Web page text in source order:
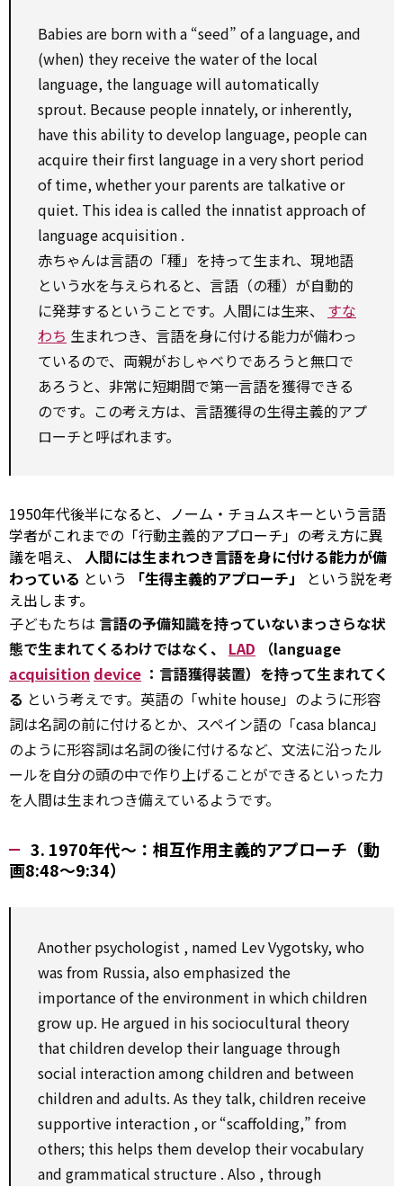
Babies are bornwitha “seed” of a language, and
(when) they receive the water of the local
language, the language will automatically
sprout. Because people innately, or inherently,
have this ability todevelop language, people can
acquire their first language in a very short period
of time, whetheryour parents are talkativeor
quiet. This idea is called the innatist approachof
languageacquisition .
赤ちゃんは言語の「種」を持って生まれ、現地語
という水を与えられると、言語（の種）が自動的
に発芽するということです。人間には生来、 すな
わち 生まれつき、言語を身に付ける能力が備わっ
ているので、両親がおしゃべりであろうと無口で
あろうと、非常に短期間で第一言語を獲得できる
のです。この考え方は、言語獲得の生得主義的アプ
ローチと呼ばれます。
1950年代後半になると、ノーム・チョムスキーという言語
学者がこれまでの「行動主義的アプローチ」の考え方に異
議を唱え、 人間には生まれつき言語を身に付ける能力が備
わっている という 「生得主義的アプローチ」
という説を考
え出します。
子どもたちは 言語の予備知識を持っていないまっさらな状
態で生まれてくるわけではなく、 LAD （language
acquisition device ：言語獲得装置）を持って生まれてく
る という考えです。英語の「white house」のように形容
詞は名詞の前に付けるとか、スペイン語の「casa blanca」
のように形容詞は名詞の後に付けるなど、文法に沿ったル
ールを自分の頭の中で作り上げることができるといった力
を人間は生まれつき備えているようです。
3. 1970年代～：相互作用主義的アプローチ（動
画8:48～9:34）
Another psychologist , named Lev Vygotsky, who
was from Russia, alsoemphasized the
importance of the environment in whichchildren
grow up. He argued in his sociocultural theory
that childrendevelop their language through
social interactionamongchildren and between
children and adults. As they talk, children receive
supportive interaction , or “scaffolding,” from
others; this helps them develop their vocabulary
and grammatical structure . Also , through